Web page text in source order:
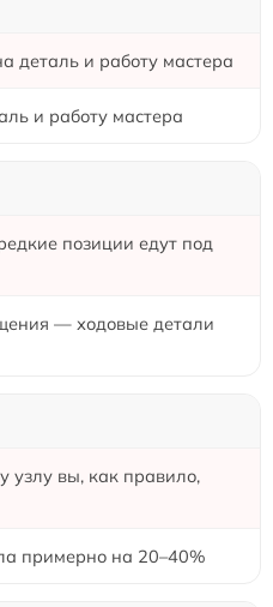
деталь и работу мастера
и работу мастера
позиции едут под
— ходовые детали
узлу вы, как правило,
примерно на 20–40%